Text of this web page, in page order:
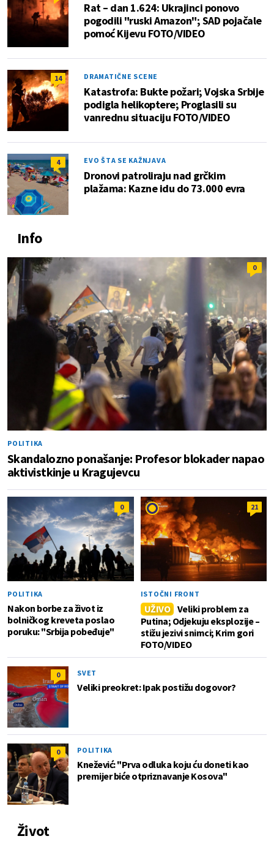
Rat – dan 1.624: Ukrajinci ponovo
pogodili "ruski Amazon"; SAD pojačale
pomoć Kijevu FOTO/VIDEO
14 DRAMATIČNE SCENE
Katastrofa: Bukte požari; Vojska Srbije
podigla helikoptere; Proglasili su
vanrednu situaciju FOTO/VIDEO
4 EVO ŠTA SE KAŽNJAVA
Dronovi patroliraju nad grčkim
plažama: Kazne idu do 73.000 evra
Info
0
POLITIKA
Skandalozno ponašanje: Profesor blokader napao
aktivistkinje u Kragujevcu
0
POLITIKA
Nakon borbe za život iz
bolničkog kreveta poslao
poruku: "Srbija pobeđuje"
21
ISTOČNI FRONT
UŽIVO Veliki problem za
Putina; Odjekuju eksplozije –
stižu jezivi snimci; Krim gori
FOTO/VIDEO
0 SVET
Veliki preokret: Ipak postižu dogovor?
0 POLITIKA
Knežević: "Prva odluka koju ću doneti kao
premijer biće otpriznavanje Kosova"
Život